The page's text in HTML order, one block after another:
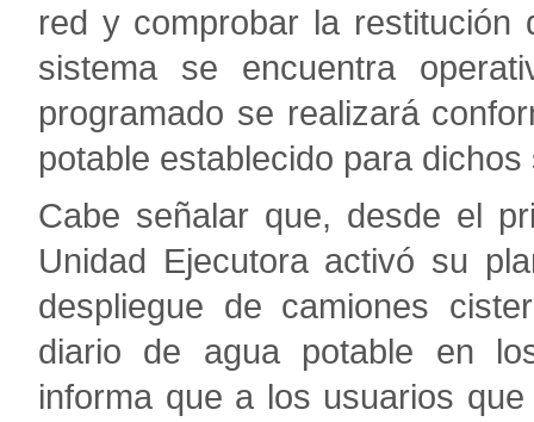
red y comprobar la restitución
sistema se encuentra
programado se realizará
potable establecido para
Cabe señalar que, desde el
Unidad Ejecutora activó su
despliegue de camiones
diario de agua potable en
informa que a los usuarios